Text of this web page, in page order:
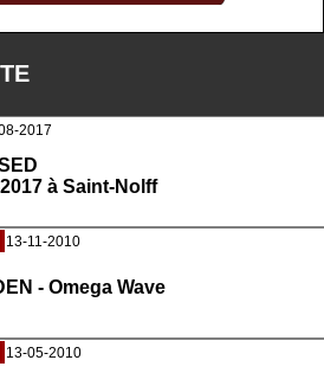
2017
à Saint-Nolff
13-11-2010
- Omega Wave
13-05-2010